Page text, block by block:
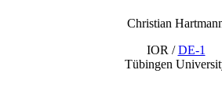
Christian
IOR /DE-1
Tübingen